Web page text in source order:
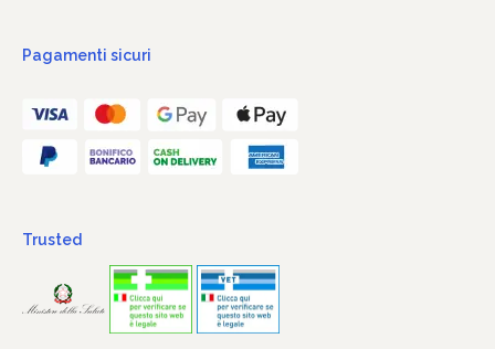
Pagamenti sicuri
Trusted